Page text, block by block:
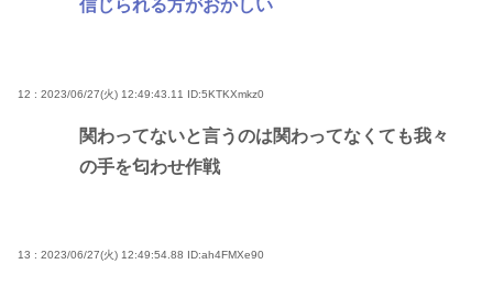
信じられる方がおかしい
12 : 2023/06/27(火) 12:49:43.11 ID:5KTKXmkz0
関わってないと言うのは関わってなくても我々
の手を匂わせ作戦
13 : 2023/06/27(火) 12:49:54.88 ID:ah4FMXe90